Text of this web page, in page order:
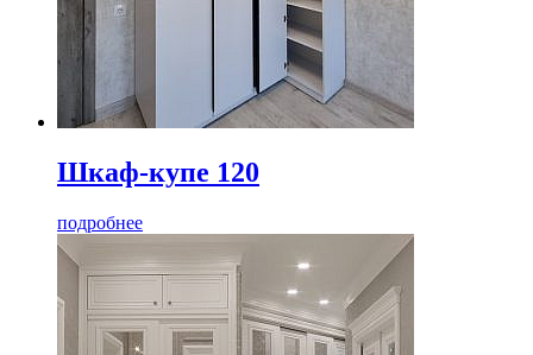
Шкаф-купе 120
подробнее